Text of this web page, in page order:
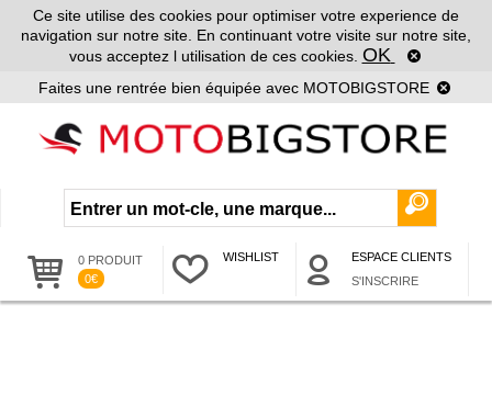
Ce site utilise des cookies pour optimiser votre experience de
navigation sur notre site. En continuant votre visite sur notre site,
vous acceptez l utilisation de ces cookies. OK
Faites une rentrée bien équipée avec MOTOBIGSTORE
0 PRODUIT
0€
WISHLIST
ESPACE CLIENTS
S'INSCRIRE